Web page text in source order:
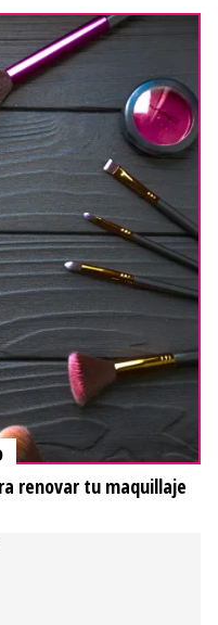
renovar tu maquillaje